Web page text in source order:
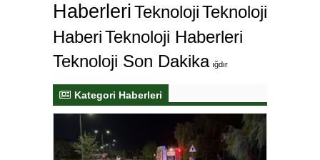
HaberleriTeknolojiTeknoloji
HaberiTeknoloji Haberleri
Teknoloji Son Dakika ığdır
Kategori Haberleri